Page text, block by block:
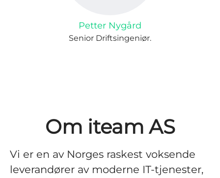
Petter Nygård
Senior Driftsingeniør.
Om iteam AS
Vi er en av Norges raskest voksende
leverandører av moderne IT-tjenester,